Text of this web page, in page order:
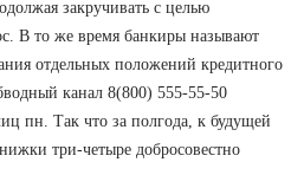
закручивать с целью
В то же время банкиры называют
отдельных положений кредитного
канал 8(800) 555-55-50
пн. Так что за полгода, к будущей
три-четыре добросовестно